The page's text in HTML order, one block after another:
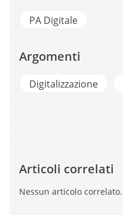
PA Digitale
Argomenti
Digitalizzazione
Articoli correlati
Nessun articolo correlato.